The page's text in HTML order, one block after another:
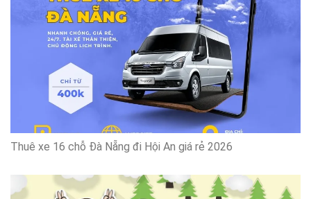
Thuê xe 16 chỗ Đà Nẵng đi Hội An giá rẻ 2026